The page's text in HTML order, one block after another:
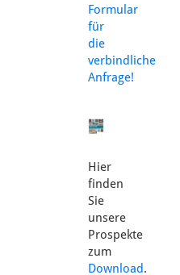
Formular
für
die
verbindliche
Anfrage!
Hier
finden
Sie
unsere
Prospekte
zum
Download.